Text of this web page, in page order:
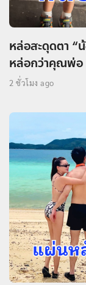
หล่อสะดุดตา “
หล่อกว่าคุณพ่อ
2 ชั่วโมง ago